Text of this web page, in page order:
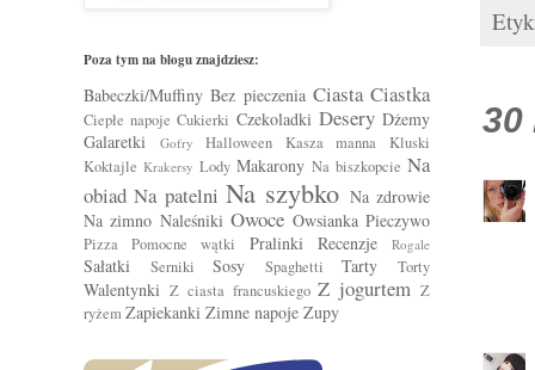
30
Poza tym na blogu znajdziesz:
Babeczki/Muffiny Bez pieczenia Ciasta Ciastka
Ciepłe napoje Cukierki Czekoladki Desery Dżemy
Galaretki
Gofry Halloween Kasza manna
Kluski
Koktajle Krakersy Lody Makarony Na biszkopcie Na
obiad Na patelni Na szybko Na zdrowie
Na zimno Naleśniki Owoce Owsianka Pieczywo
Pizza Pomocne wątki Pralinki Recenzje Rogale
Sałatki Serniki Sosy Spaghetti Tarty Torty
Walentynki Z ciasta francuskiego Z jogurtem Z
ryżemZapiekanki Zimne napoje Zupy